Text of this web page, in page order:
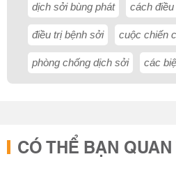
dịch sởi bùng phát cách
điều trị bệnh sởi cuộc chiến
phòng chống dịch sởi các
CÓ THỂ BẠN